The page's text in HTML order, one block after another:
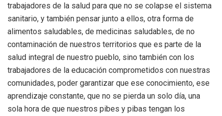
trabajadores de la salud para que no se colapse el sistema
sanitario, y también pensar junto a ellos, otra forma de
alimentos saludables, de medicinas saludables, de no
contaminación de nuestros territorios que es parte de la
salud integral de nuestro pueblo, sino también con los
trabajadores de la educación comprometidos con nuestras
comunidades, poder garantizar que ese conocimiento, ese
aprendizaje constante, que no se pierda un solo día, una
sola hora de que nuestros pibes y pibas tengan los